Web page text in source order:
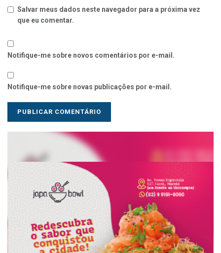
Salvar meus dados neste navegador para a próxima vez
que eu comentar.
Notifique-me sobre novos comentários por e-mail.
Notifique-me sobre novas publicações por e-mail.